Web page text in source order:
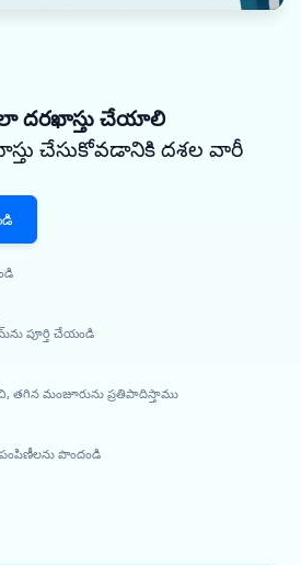
దరఖాస్తు చేయాలి
చేసుకోవడానికి దశల వారీ
పూర్తి చేయండి
తగిన మంజూరును ప్రతిపాదిస్తాము
పొందండి